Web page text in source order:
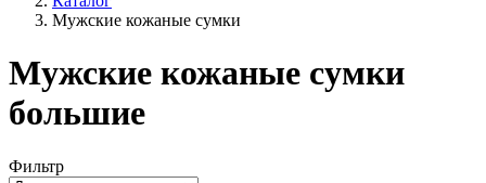
Мужские кожаные сумки
Мужские кожаные сумки
большие
Фильтр